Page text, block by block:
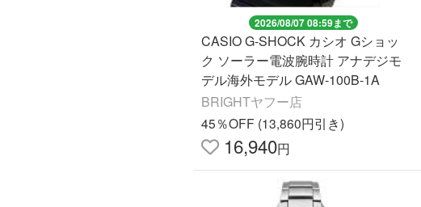
2026/08/07 08:59まで
CASIO G-SHOCK カシオ Gショッ
ク ソーラー電波腕時計 アナデジモ
デル海外モデル GAW-100B-1A
BRIGHTヤフー店
45％OFF (13,860円引き)
16,940円